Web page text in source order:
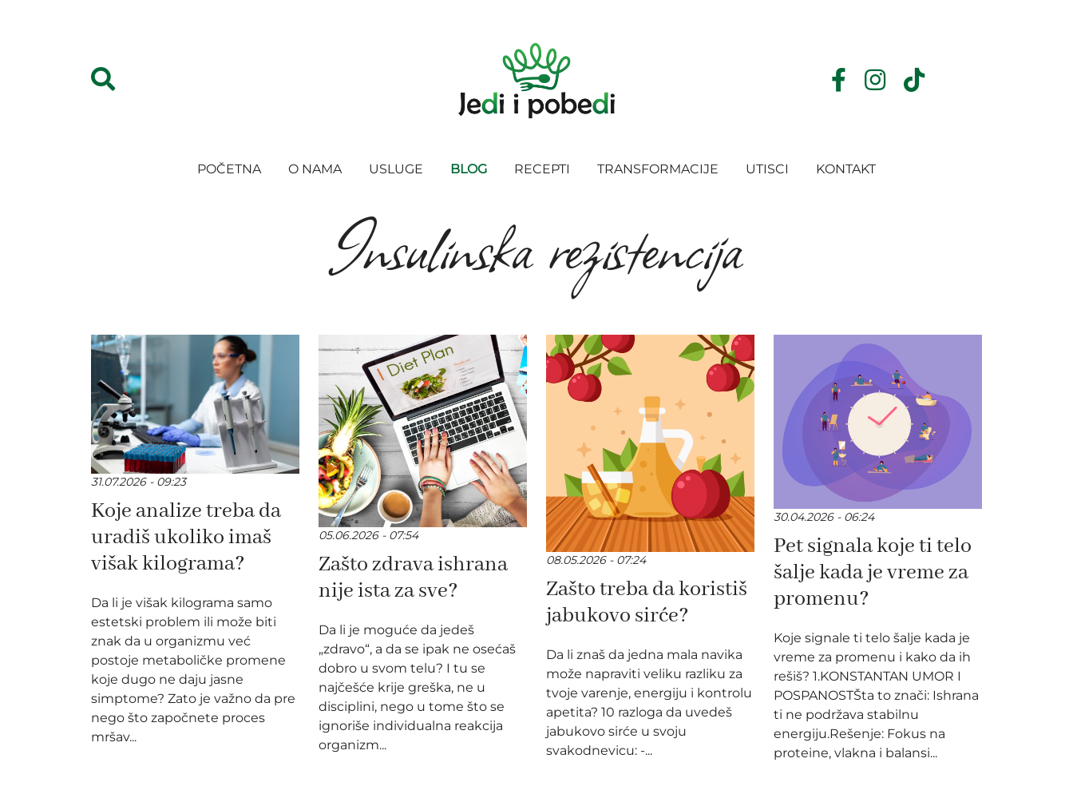
POČETNA O NAMA USLUGE BLOG RECEPTI TRANSFORMACIJE UTISCI KONTAKT
Insulinska rezistencija
31.07.2026 - 09:23
Koje analize treba da
uradiš ukoliko imaš
višak kilograma?
Da li je višak kilograma samo
estetski problem ili može biti
znak da u organizmu već
postoje metaboličke promene
koje dugo ne daju jasne
simptome? Zato je važno da pre
nego što započnete proces
mršav...
05.06.2026 - 07:54
Zašto zdrava ishrana
nije ista za sve?
Da li je moguće da jedeš
„zdravo“, a da se ipak ne osećaš
dobro u svom telu? I tu se
najčešće krije greška, ne u
disciplini, nego u tome što se
ignoriše individualna reakcija
organizm...
08.05.2026 - 07:24
Zašto treba da koristiš
jabukovo sirće?
Da li znaš da jedna mala navika
može napraviti veliku razliku za
tvoje varenje, energiju i kontrolu
apetita? 10 razloga da uvedeš
jabukovo sirće u svoju
svakodnevicu: -...
30.04.2026 - 06:24
Pet signala koje ti telo
šalje kada je vreme za
promenu?
Koje signale ti telo šalje kada je
vreme za promenu i kako da ih
rešiš? 1.KONSTANTAN UMOR I
POSPANOSTŠta to znači: Ishrana
ti ne podržava stabilnu
energiju.Rešenje: Fokus na
proteine, vlakna i balansi...